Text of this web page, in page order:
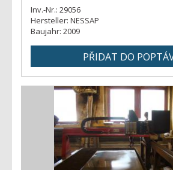
Inv.-Nr.: 29056
Hersteller: NESSAP
Baujahr: 2009